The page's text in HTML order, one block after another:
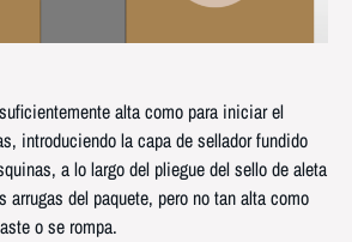
alta como para iniciar el
introduciendo la capa de sellador fundido
a lo largo del pliegue del sello de aleta
arrugas del paquete, pero no tan alta como
o se rompa.